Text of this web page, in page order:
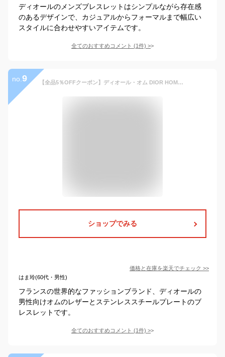
ディオールのメンズブレスレットはシンプルながら存在感
のあるデザインで、カジュアルからフォーマルまで幅広い
スタイルに合わせやすいアイテムです。
全てのおすすめコメント (1件) >
no. 9 【全品5％OFFクーポン】ディオール・オム DIOR HOMME COUTURE ブレスレット アクセサリー レザー ステンレススチール メンズ ブラック系 / シルバー系 B1896HOMLE004 【新品】
ショップでみる
価格と在庫を楽天でチェック >>
はま玲(60代・男性)
フランスの世界的なファッションブランド、ディオールの
男性向けオムのレザーとステンレススチールプレートのブ
レスレットです。
全てのおすすめコメント (1件) >